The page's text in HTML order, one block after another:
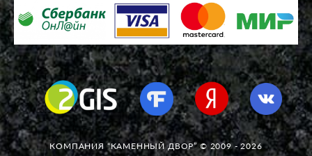
КОМПАНИЯ “КАМЕННЫЙ ДВОР” © 2009 - 2026